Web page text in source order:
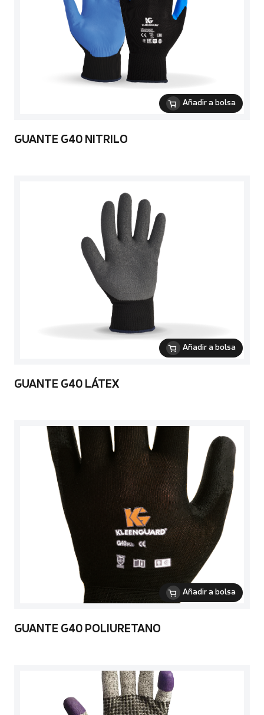
Añadir a bolsa
GUANTE G40 NITRILO
Añadir a bolsa
GUANTE G40 LÁTEX
Añadir a bolsa
GUANTE G40 POLIURETANO